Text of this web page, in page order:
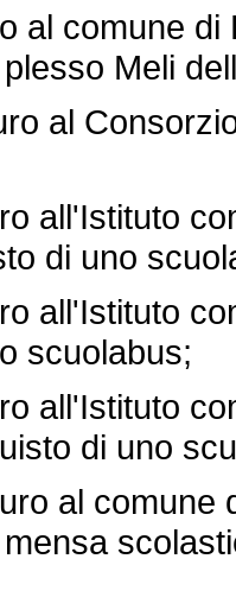
al comune
Meli
al
all'Istituto
di uno
all'Istituto
scuolabus;
all'Istituto
di uno
al comune